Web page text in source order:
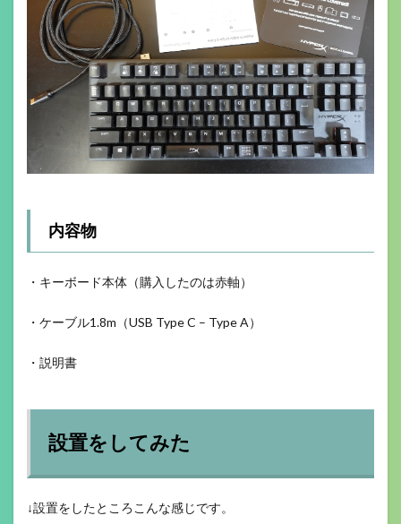
内容物
・キーボード本体（購入したのは赤軸）
・ケーブル1.8m（USB Type C – Type A）
・説明書
設置をしてみた
↓設置をしたところこんな感じです。